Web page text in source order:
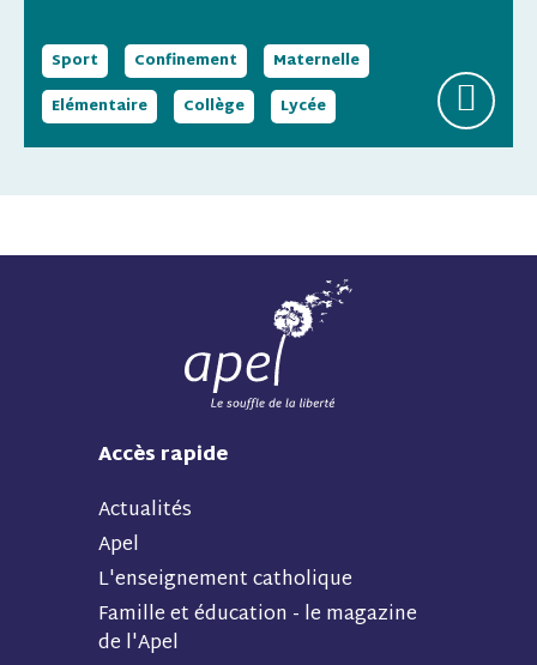
Sport Confinement
Maternelle
Elémentaire
Collège Lycée
Accès rapide
Actualités
Apel
L'enseignement catholique
Famille et éducation - le magazine
de l'Apel